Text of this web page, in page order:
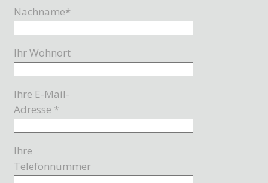
Nachname*
Ihr Wohnort
Ihre E-Mail-
Adresse *
Ihre
Telefonnummer